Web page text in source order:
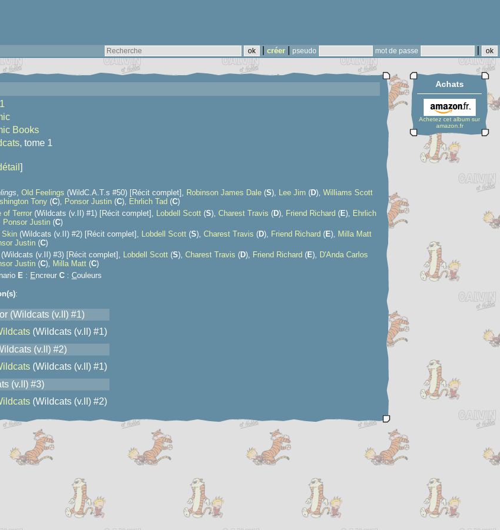
créer pseudo mot de passe
Books
, tome 1
]
, Old Feelings (WildC.A.T.s #50) [Récit complet], Robinson James Dale (S), Lee Jim (D), Williams Scott
Tony (C), Ponsor Justin (C), Ehrlich Tad (C)
of Terror (Wildcats (v.II) #1) [Récit complet], Lobdell Scott (S), Charest Travis (D), Friend Richard (E), Ehrlich
Ponsor Justin (C)
Skin (Wildcats (v.II) #2) [Récit complet], Lobdell Scott (S), Charest Travis (D), Friend Richard (E), Milla Matt
Justin (C)
(Wildcats (v.II) #3) [Récit complet], Lobdell Scott (S), Charest Travis (D), Friend Richard (E), D'Anda Carlos
Justin (C), Milla Matt (C)
E : Encreur C : Couleurs
:
(Wildcats (v.II) #1)
(Wildcats (v.II) #1)
(v.II) #2)
(Wildcats (v.II) #1)
(v.II) #3)
(Wildcats (v.II) #2)
Achats
Achetez cet album sur
amazon.fr